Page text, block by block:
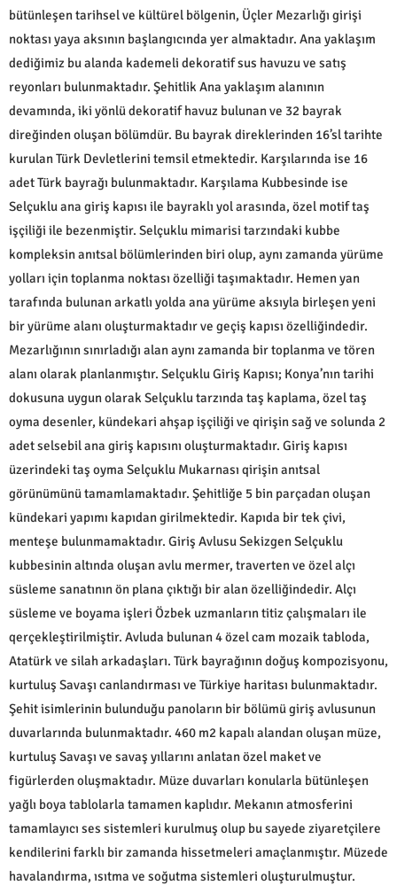
bütünleşen tarihsel ve kültürel bölgenin, Üçler Mezarlığı girişi
noktası yaya aksının başlangıcında yer almaktadır. Ana yaklaşım
dediğimiz bu alanda kademeli dekoratif sus havuzu ve satış
reyonları bulunmaktadır. Şehitlik Ana yaklaşım alanının
devamında, iki yönlü dekoratif havuz bulunan ve 32 bayrak
direğinden oluşan bölümdür. Bu bayrak direklerinden 16’sl tarihte
kurulan Türk Devletlerini temsil etmektedir. Karşılarında ise 16
adet Türk bayrağı bulunmaktadır. Karşılama Kubbesinde ise
Selçuklu ana giriş kapısı ile bayraklı yol arasında, özel motif taş
işçiliği ile bezenmiştir. Selçuklu mimarisi tarzındaki kubbe
kompleksin anıtsal bölümlerinden biri olup, aynı zamanda yürüme
yolları için toplanma noktası özelliği taşımaktadır. Hemen yan
tarafında bulunan arkatlı yolda ana yürüme aksıyla birleşen yeni
bir yürüme alanı oluşturmaktadır ve geçiş kapısı özelliğindedir.
Mezarlığının sınırladığı alan aynı zamanda bir toplanma ve tören
alanı olarak planlanmıştır. Selçuklu Giriş Kapısı; Konya’nın tarihi
dokusuna uygun olarak Selçuklu tarzında taş kaplama, özel taş
oyma desenler, kündekari ahşap işçiliği ve qirişin sağ ve solunda 2
adet selsebil ana giriş kapısını oluşturmaktadır. Giriş kapısı
üzerindeki taş oyma Selçuklu Mukarnası qirişin anıtsal
görünümünü tamamlamaktadır. Şehitliğe 5 bin parçadan oluşan
kündekari yapımı kapıdan girilmektedir. Kapıda bir tek çivi,
menteşe bulunmamaktadır. Giriş Avlusu Sekizgen Selçuklu
kubbesinin altında oluşan avlu mermer, traverten ve özel alçı
süsleme sanatının ön plana çıktığı bir alan özelliğindedir. Alçı
süsleme ve boyama işleri Özbek uzmanların titiz çalışmaları ile
qerçekleştirilmiştir. Avluda bulunan 4 özel cam mozaik tabloda,
Atatürk ve silah arkadaşları. Türk bayrağının doğuş kompozisyonu,
kurtuluş Savaşı canlandırması ve Türkiye haritası bulunmaktadır.
Şehit isimlerinin bulunduğu panoların bir bölümü giriş avlusunun
duvarlarında bulunmaktadır. 460 m2 kapalı alandan oluşan müze,
kurtuluş Savaşı ve savaş yıllarını anlatan özel maket ve
figürlerden oluşmaktadır. Müze duvarları konularla bütünleşen
yağlı boya tablolarla tamamen kaplıdır. Mekanın atmosferini
tamamlayıcı ses sistemleri kurulmuş olup bu sayede ziyaretçilere
kendilerini farklı bir zamanda hissetmeleri amaçlanmıştır. Müzede
havalandırma, ısıtma ve soğutma sistemleri oluşturulmuştur.